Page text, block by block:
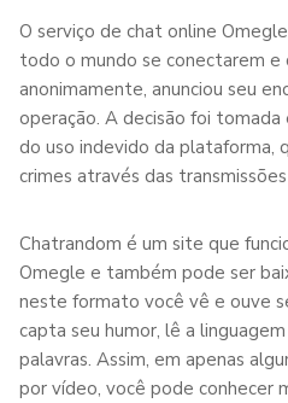
O serviço de chat online
todo o mundo se conectarem e
anonimamente, anunciou seu
operação. A decisão foi
do uso indevido da plataforma,
crimes através das
Chatrandom é um site que
Omegle e também pode ser
neste formato você vê e ouve
capta seu humor, lê a
palavras. Assim, em apenas
por vídeo, você pode conhecer